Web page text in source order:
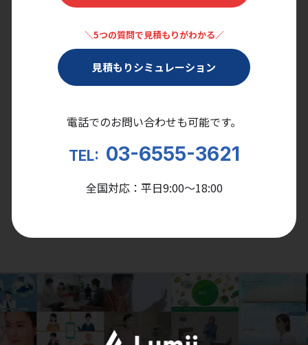
＼5つの質問で見積もりがわかる／
見積もりシミュレーション
電話でのお問い合わせも可能です。
TEL: 03-6555-3621
全国対応：平日9:00〜18:00